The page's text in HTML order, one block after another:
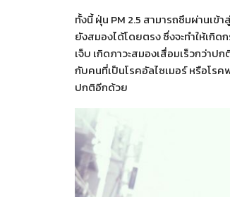
ทั้งนี้ ฝุ่น PM 2.5 สามารถซึมผ่านเข้
ยังสมองได้โดยตรง ซึ่งจะทำให้เกิ
เจ็บ เกิดภาวะสมองเสื่อมเร็วกว่า
กับคนที่เป็นโรคอัลไซเมอร์ หรือโร
ปกติอีกด้วย